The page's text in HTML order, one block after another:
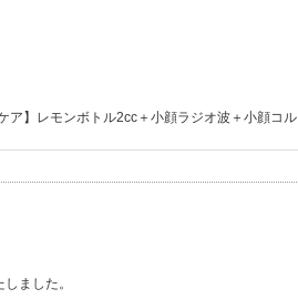
ア】レモンボトル2cc＋小顔ラジオ波＋小顔コ
ました。